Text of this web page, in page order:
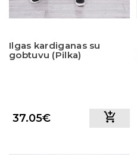
Ilgas kardiganas su
gobtuvu (Pilka)
37.05€